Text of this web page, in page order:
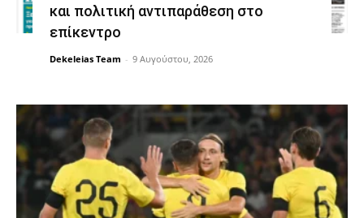
και πολιτική αντιπαράθεση στο
επίκεντρο
Dekeleias Team - 9 Αυγούστου, 2026